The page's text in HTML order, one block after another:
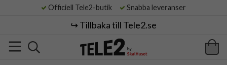
Officiell Tele2-butik Snabba leveranser
↪️ Tillbaka till Tele2.se